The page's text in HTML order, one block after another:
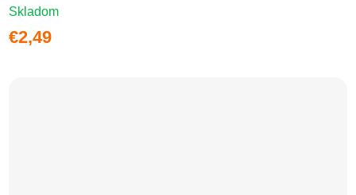
Skladom
€2,49